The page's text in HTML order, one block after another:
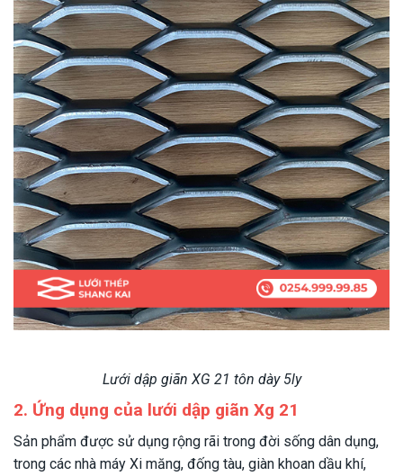
Lưới dập giãn XG 21 tôn dày 5ly
2. Ứng dụng của lưới dập giãn Xg 21
Sản phẩm được sử dụng rộng rãi trong đời sống dân dụng,
trong các nhà máy Xi măng, đống tàu, giàn khoan dầu khí,